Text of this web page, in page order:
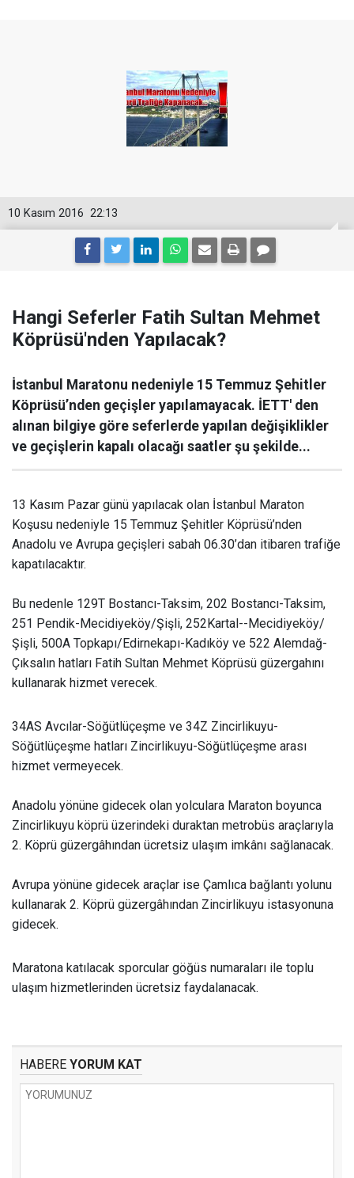
22:13
10 Kasım 2016
Hangi Seferler Fatih Sultan Mehmet
Köprüsü'nden Yapılacak?
İstanbul Maratonu nedeniyle 15 Temmuz Şehitler
Köprüsü’nden geçişler yapılamayacak. İETT' den
alınan bilgiye göre seferlerde yapılan değişiklikler
ve geçişlerin kapalı olacağı saatler şu şekilde...
13 Kasım Pazar günü yapılacak olan İstanbul Maraton
Koşusu nedeniyle 15 Temmuz Şehitler Köprüsü’nden
Anadolu ve Avrupa geçişleri sabah 06.30’dan itibaren trafiğe
kapatılacaktır.
Bu nedenle 129T Bostancı-Taksim, 202 Bostancı-Taksim,
251 Pendik-Mecidiyeköy/Şişli, 252Kartal--Mecidiyeköy/
Şişli, 500A Topkapı/Edirnekapı-Kadıköy ve 522 Alemdağ-
Çıksalın hatları Fatih Sultan Mehmet Köprüsü güzergahını
kullanarak hizmet verecek.
34AS Avcılar-Söğütlüçeşme ve 34Z Zincirlikuyu-
Söğütlüçeşme hatları Zincirlikuyu-Söğütlüçeşme arası
hizmet vermeyecek.
Anadolu yönüne gidecek olan yolculara Maraton boyunca
Zincirlikuyu köprü üzerindeki duraktan metrobüs araçlarıyla
2. Köprü güzergâhından ücretsiz ulaşım imkânı sağlanacak.
Avrupa yönüne gidecek araçlar ise Çamlıca bağlantı yolunu
kullanarak 2. Köprü güzergâhından Zincirlikuyu istasyonuna
gidecek.
Maratona katılacak sporcular göğüs numaraları ile toplu
ulaşım hizmetlerinden ücretsiz faydalanacak.
HABERE YORUM KAT